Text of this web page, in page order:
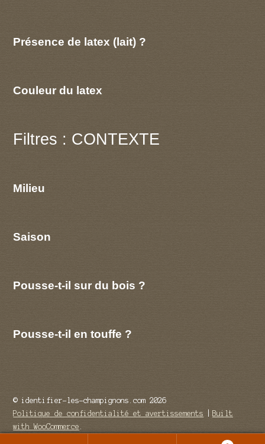
Présence de latex (lait) ?
Couleur du latex
Filtres : CONTEXTE
Milieu
Saison
Pousse-t-il sur du bois ?
Pousse-t-il en touffe ?
© identifier-les-champignons.com 2026
Politique de confidentialité et avertissements
Built
with WooCommerce